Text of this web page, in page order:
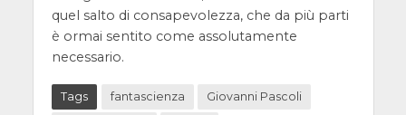
quel salto di consapevolezza, che da più parti
è ormai sentito come assolutamente
necessario.
Tags fantascienza Giovanni Pascoli